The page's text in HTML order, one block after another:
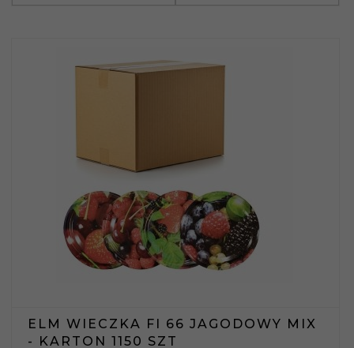
ELM WIECZKA FI 66 JAGODOWY MIX
- KARTON 1150 SZT